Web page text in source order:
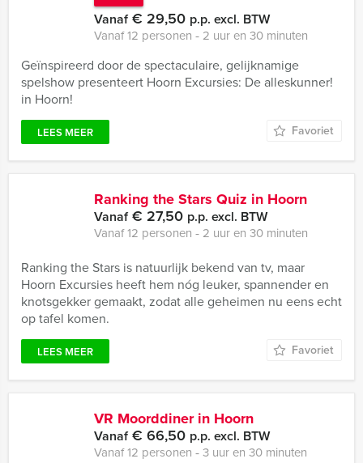
Vanaf€ 29,50 p.p. excl. BTW
Vanaf 12 personen ‐ 2 uur en 30 minuten
Geïnspireerd door de spectaculaire, gelijknamige
spelshow presenteert Hoorn Excursies: De alleskunner!
in Hoorn!
LEES MEER Favoriet
Ranking the Stars Quiz in Hoorn
Vanaf€ 27,50 p.p. excl. BTW
Vanaf 12 personen ‐ 2 uur en 30 minuten
Ranking the Stars is natuurlijk bekend van tv, maar
Hoorn Excursies heeft hem nóg leuker, spannender en
knotsgekker gemaakt, zodat alle geheimen nu eens echt
op tafel komen.
LEES MEER Favoriet
VR Moorddiner in Hoorn
Vanaf€ 66,50 p.p. excl. BTW
Vanaf 12 personen ‐ 3 uur en 30 minuten